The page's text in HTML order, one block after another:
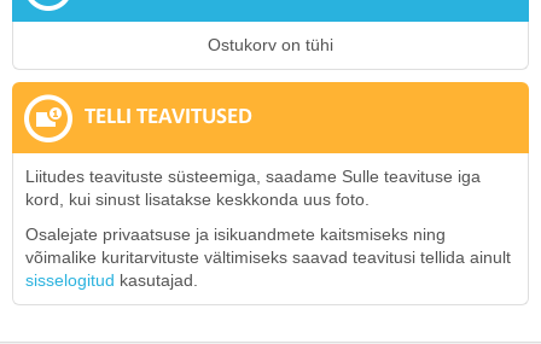
Ostukorv on tühi
TELLI TEAVITUSED
Liitudes teavituste süsteemiga, saadame Sulle teavituse iga
kord, kui sinust lisatakse keskkonda uus foto.
Osalejate privaatsuse ja isikuandmete kaitsmiseks ning
võimalike kuritarvituste vältimiseks saavad teavitusi tellida ainult
sisselogitud kasutajad.